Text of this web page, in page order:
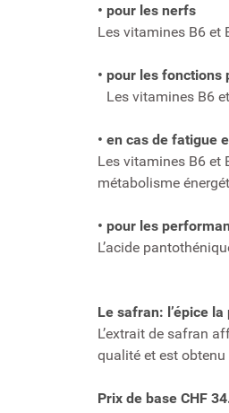
• pour les nerfs
Les vitamines B6 et
• pour les fonctions
Les vitamines B6
• en cas de fatigue
Les vitamines B6 et
métabolisme
• pour les
L’acide
Le safran: l’épice
L’extrait de safran
qualité et est
Prix de base CHF